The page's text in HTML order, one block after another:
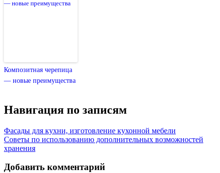
Композитная черепица
— новые преимущества
Навигация по записям
Фасады для кухни, изготовление кухонной мебели
Советы по использованию дополнительных возможностей
хранения
Добавить комментарий